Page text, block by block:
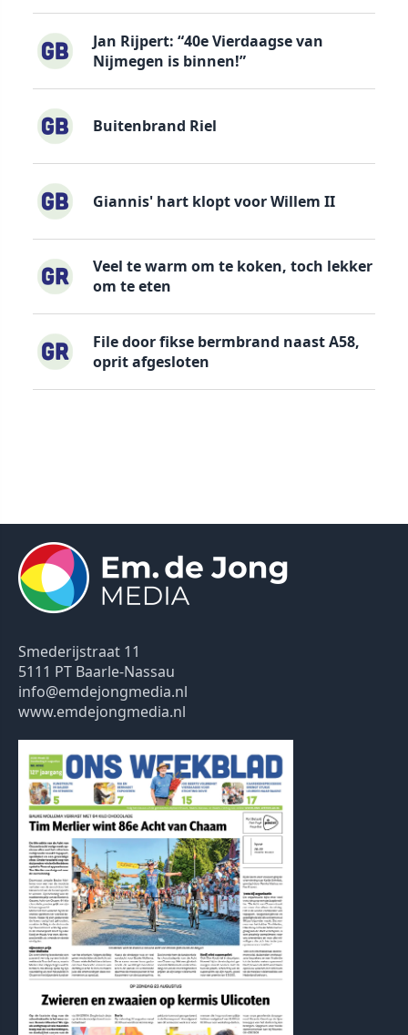
Jan Rijpert: “40e Vierdaagse van
Nijmegen is binnen!”
Buitenbrand Riel
Giannis' hart klopt voor Willem II
Veel te warm om te koken, toch lekker
om te eten
File door fikse bermbrand naast A58,
oprit afgesloten
Smederijstraat 11
5111 PT Baarle-Nassau
info@emdejongmedia.nl
www.emdejongmedia.nl